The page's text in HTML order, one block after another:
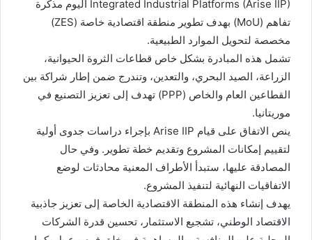
Integrated Industrial Platforms (Arise IIP) اليوم مذكرة
تفاهم (MoU) بهدف تطوير منطقة اقتصادية خاصة (ZES)
مخصصة لتحويل الموارد الطبيعية.
تشمل هذه المبادرة بشكل خاص قطاعات الثروة الحيوانية،
الزراعة، الصيد البحري، والتعدين، وتندرج ضمن إطار شراكة بين
القطاعين العام والخاص (PPP) تهدف إلى تعزيز التصنيع في
موريتانيا.
ينص الاتفاق على قيام Arise IIP بإجراء دراسات جدوى أولية
لتقييم إمكانات المشروع وتقديم خطة تطوير. وفي حال
المصادقة عليها، ستبدأ الأطراف المعنية محادثات لوضع
الاتفاقيات النهائية لتنفيذ المشروع.
يهدف إنشاء هذه المنطقة الاقتصادية الخاصة إلى تعزيز جاذبية
الاقتصاد الوطني، تشجيع الاستثمار، تحسين قدرة الشركات